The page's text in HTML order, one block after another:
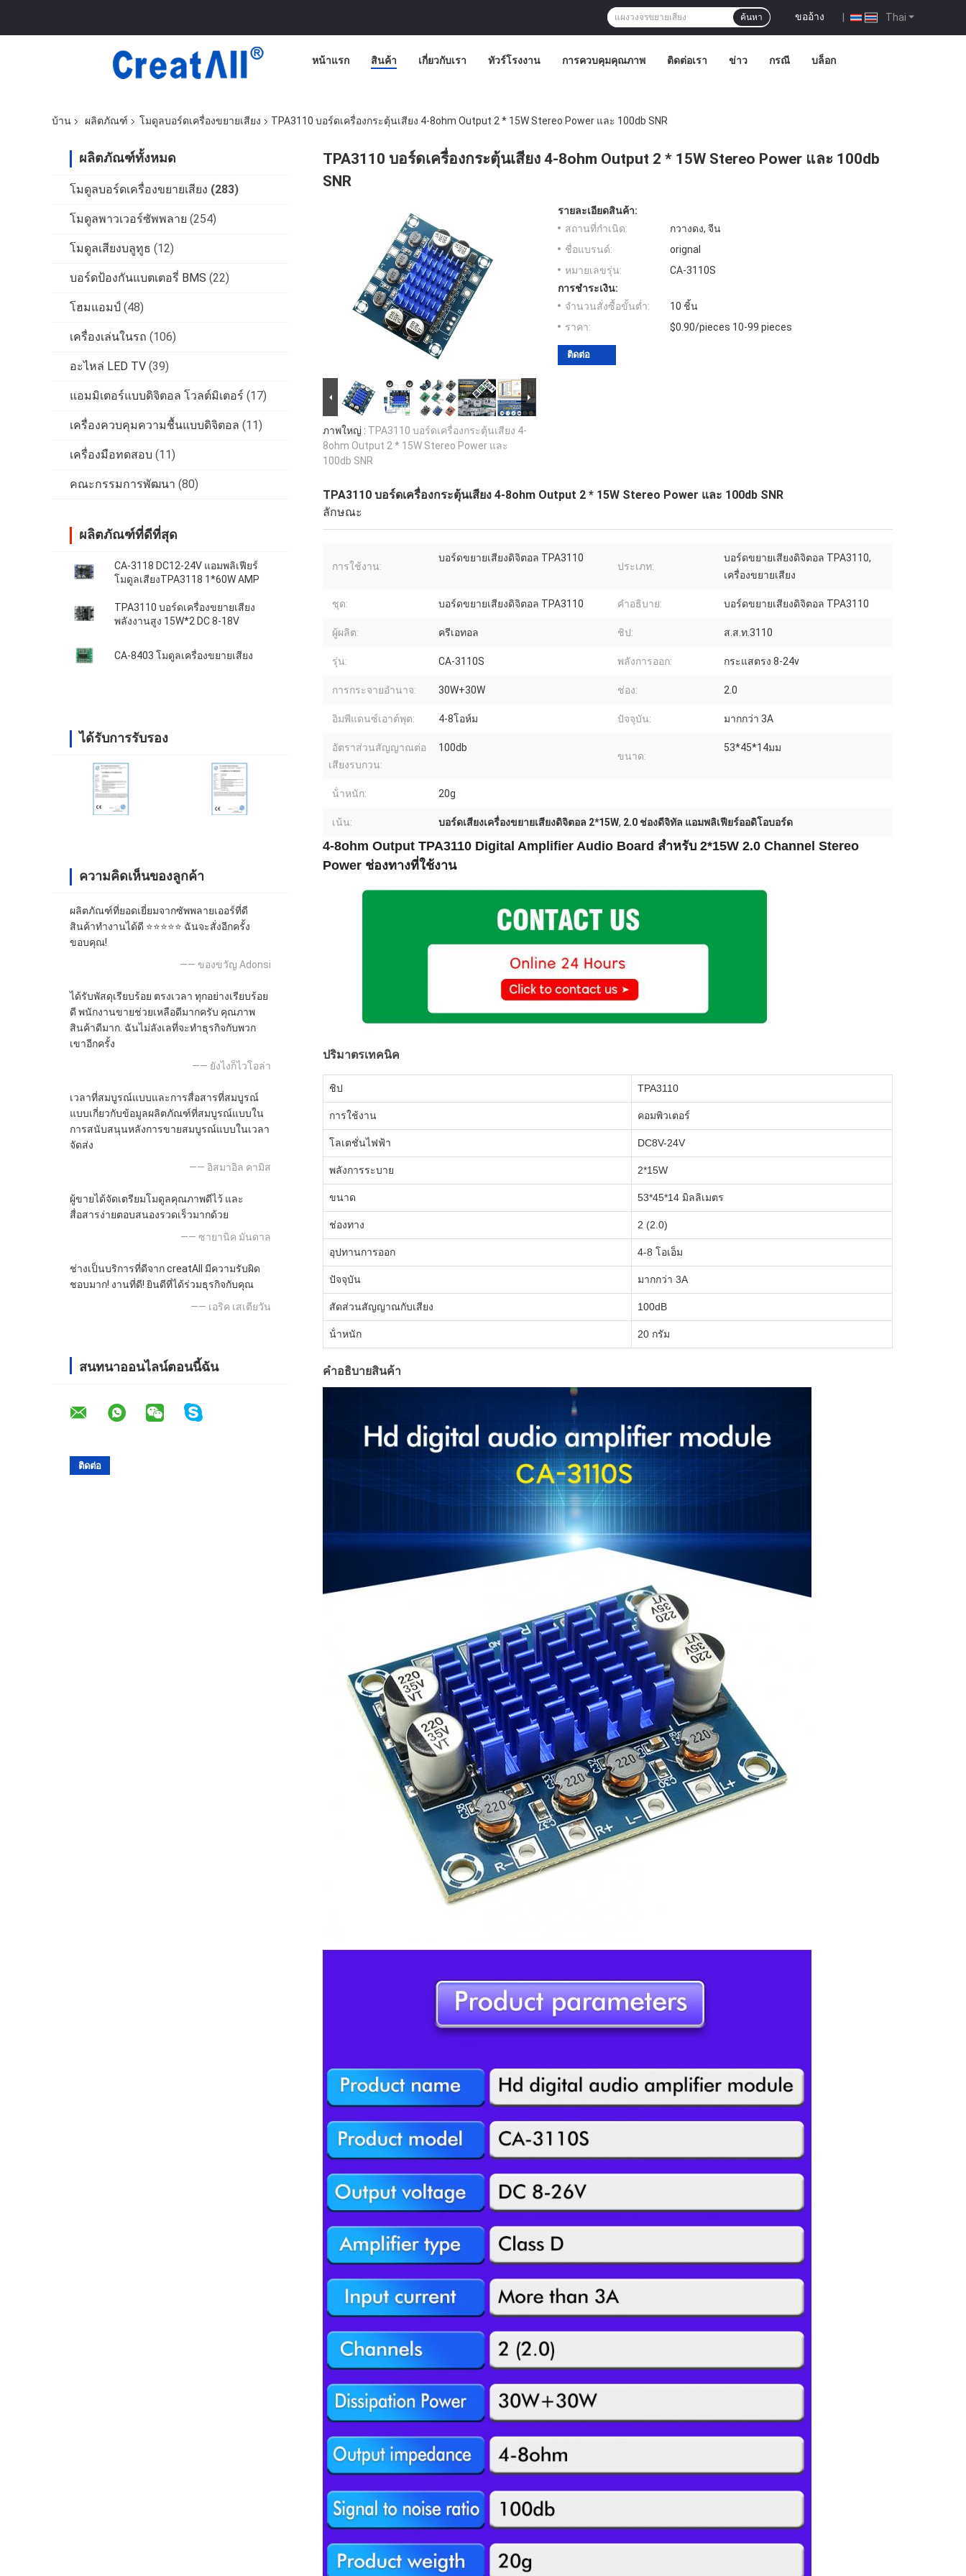
Thai
ขออ้าง |
ค้นหา
หน้าแรก สินค้า เกี่ยวกับเรา ทัวร์โรงงาน การควบคุมคุณภาพ ติดต่อเรา ข่าว กรณี บล็อก
บ้าน ผลิตภัณฑ์ โมดูลบอร์ดเครื่องขยายเสียง TPA3110 บอร์ดเครื่องกระตุ้นเสียง 4-8ohm Output 2 * 15W Stereo Power และ 100db SNR
ผลิตภัณฑ์ทั้งหมด
โมดูลบอร์ดเครื่องขยายเสียง (283)
โมดูลพาวเวอร์ซัพพลาย (254)
โมดูลเสียงบลูทูธ (12)
บอร์ดป้องกันแบตเตอรี่ BMS (22)
โฮมแอมป์ (48)
เครื่องเล่นในรถ (106)
อะไหล่ LED TV (39)
แอมมิเตอร์แบบดิจิตอล โวลต์มิเตอร์ (17)
เครื่องควบคุมความชื้นแบบดิจิตอล (11)
เครื่องมือทดสอบ (11)
คณะกรรมการพัฒนา (80)
ผลิตภัณฑ์ที่ดีที่สุด
CA-3118 DC12-24V แอมพลิเฟียร์
โมดูลเสียงTPA3118 1*60W AMP
TPA3110 บอร์ดเครื่องขยายเสียง
พลังงานสูง 15W*2 DC 8-18V
CA-8403 โมดูลเครื่องขยายเสียง
ได้รับการรับรอง
ความคิดเห็นของลูกค้า
ผลิตภัณฑ์ที่ยอดเยี่ยมจากซัพพลายเออร์ที่ดี
สินค้าทำงานได้ดี ⭐⭐⭐⭐⭐ ฉันจะสั่งอีกครั้ง
ขอบคุณ!
—— ของขวัญ Adonsi
ได้รับพัสดุเรียบร้อย ตรงเวลา ทุกอย่างเรียบร้อย
ดี พนักงานขายช่วยเหลือดีมากครับ คุณภาพ
สินค้าดีมาก. ฉันไม่ลังเลที่จะทำธุรกิจกับพวก
เขาอีกครั้ง
—— ยังไงก็ไวโอล่า
เวลาที่สมบูรณ์แบบและการสื่อสารที่สมบูรณ์
แบบเกี่ยวกับข้อมูลผลิตภัณฑ์ที่สมบูรณ์แบบใน
การสนับสนุนหลังการขายสมบูรณ์แบบในเวลา
จัดส่ง
—— อิสมาอิล คามิส
ผู้ขายได้จัดเตรียมโมดูลคุณภาพดีไว้ และ
สื่อสารง่ายตอบสนองรวดเร็วมากด้วย
—— ซายานิค มันดาล
ช่างเป็นบริการที่ดีจาก creatAll มีความรับผิด
ชอบมาก! งานที่ดี! ยินดีที่ได้ร่วมธุรกิจกับคุณ
—— เอริค เสเตียวัน
สนทนาออนไลน์ตอนนี้ฉัน
TPA3110 บอร์ดเครื่องกระตุ้นเสียง 4-8ohm Output 2 * 15W Stereo Power และ 100db
SNR
ภาพใหญ่ : TPA3110 บอร์ดเครื่องกระตุ้นเสียง 4-
8ohm Output 2 * 15W Stereo Power และ
100db SNR
รายละเอียดสินค้า:
สถานที่กำเนิด:
กวางดง, จีน
ชื่อแบรนด์:
orignal
หมายเลขรุ่น:
CA-3110S
การชำระเงิน:
จำนวนสั่งซื้อขั้นต่ำ:
10 ชิ้น
ราคา:
$0.90/pieces 10-99 pieces
ติดต่อ
TPA3110 บอร์ดเครื่องกระตุ้นเสียง 4-8ohm Output 2 * 15W Stereo Power และ 100db SNR
ลักษณะ
การใช้งาน:
บอร์ดขยายเสียงดิจิตอล TPA3110
ประเภท:
บอร์ดขยายเสียงดิจิตอล TPA3110,
เครื่องขยายเสียง
ชุด: บอร์ดขยายเสียงดิจิตอล TPA3110 คําอธิบาย: บอร์ดขยายเสียงดิจิตอล TPA3110
ผู้ผลิต: ครีเอทอล ชิป: ส.ส.ท.3110
รุ่น: CA-3110S พลังการออก: กระแสตรง 8-24v
การกระจายอำนาจ: 30W+30W ช่อง: 2.0
อิมพีแดนซ์เอาต์พุต: 4-8โอห์ม ปัจจุบัน: มากกว่า 3A
อัตราส่วนสัญญาณต่อ
เสียงรบกวน:
100db
ขนาด:
53*45*14มม
น้ําหนัก: 20g
เน้น: บอร์ดเสียงเครื่องขยายเสียงดิจิตอล 2*15W, 2.0 ช่องดีจิทัล แอมพลิเฟียร์ออดิโอบอร์ด
4-8ohm Output TPA3110 Digital Amplifier Audio Board สําหรับ 2*15W 2.0 Channel Stereo
Power ช่องทางที่ใช้งาน
ปริมาตรเทคนิค
ชิป TPA3110
การใช้งาน คอมพิวเตอร์
โลเตชั่นไฟฟ้า DC8V-24V
พลังการระบาย 2*15W
ขนาด 53*45*14 มิลลิเมตร
ช่องทาง 2 (2.0)
อุปทานการออก 4-8 โอเอ็ม
ปัจจุบัน มากกว่า 3A
สัดส่วนสัญญาณกับเสียง 100dB
น้ําหนัก 20 กรัม
คําอธิบายสินค้า